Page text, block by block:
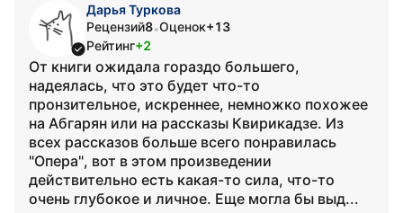
Дарья Туркова
Рецензий8•Оценок+13
Рейтинг+2
От книги ожидала гораздо большего,
надеялась, что это будет что-то
пронзительное, искреннее, немножко похожее
на Абгарян или на рассказы Квирикадзе. Из
всех рассказов больше всего понравилась
"Опера", вот в этом произведении
действительно есть какая-то сила, что-то
очень глубокое и личное. Еще могла бы выд...